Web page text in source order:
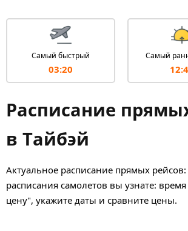
Самый быстрый
03:20
Самый
Расписание
в Тайбэй
Актуальное расписание прямых
расписания самолетов вы узнате:
цену", укажите даты и сравните цены.